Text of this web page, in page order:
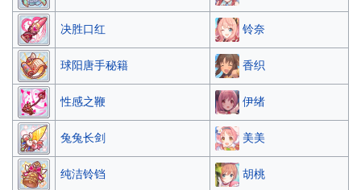
决胜口红 铃奈
球阳唐手秘籍 香织
性感之鞭 伊绪
兔兔长剑 美美
纯洁铃铛 胡桃